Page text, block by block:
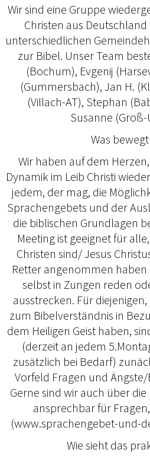
Wir sind eine Gruppe
Christen aus
unterschiedlichen
zur Bibel. Unser Team
(Bochum), Evgenij
(Gummersbach), Jan H.
(Villach-AT), Stephan
Susanne
Was
Wir haben auf dem
Dynamik im Leib Christi
jedem, der mag, die
Sprachengebets und der
die biblischen Grundlagen
Meeting ist geeignet für
Christen sind/ Jesus
Retter angenommen
selbst in Zungen reden
ausstrecken. Für
zum Bibelverständnis in
dem Heiligen Geist haben,
(derzeit an jedem
zusätzlich bei Bedarf)
Vorfeld Fragen und
Gerne sind wir auch über
ansprechbar für
(www.sprachengebet-und-
Wie sieht das